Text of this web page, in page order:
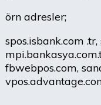
örn adresler;
spos.isbank.com
fbwebpos.com,